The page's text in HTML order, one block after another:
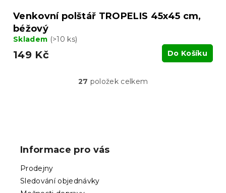
Venkovní polštář TROPELIS 45x45 cm,
béžový
Skladem (>10 ks)
149 Kč Do Košíku
O
27 položek celkem
Informace pro vás
Prodejny
Sledování objednávky